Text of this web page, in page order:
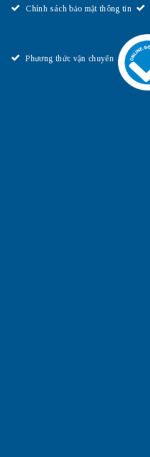
Chính sách bảo mật thông tin
Phương thức vận chuyển